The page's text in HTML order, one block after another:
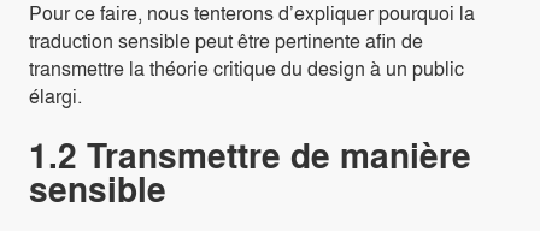
Pour ce faire, nous tenterons d’expliquer pourquoi la
traduction sensible peut être pertinente afin de
transmettre la théorie critique du design à un public
élargi.
1.2 Transmettre de manière
sensible